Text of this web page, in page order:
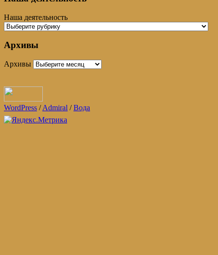
Наша деятельность
Архивы
Архивы
WordPress /Admiral /Вода